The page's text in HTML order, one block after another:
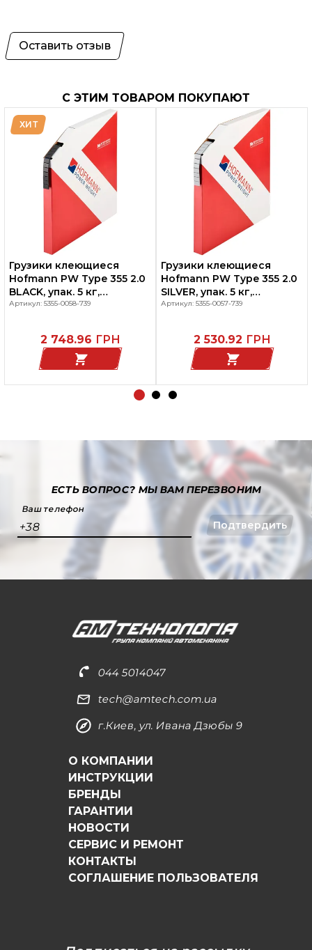
Оставить отзыв
С ЭТИМ ТОВАРОМ ПОКУПАЮТ
ХИТ
Грузики клеющиеся
Hofmann PW Type 355 2.0
BLACK, упак. 5 кг,
(сегменты 1000шт по 5г),
Артикул: 5355-0058-739
2 748.96 ГРН
Грузики клеющиеся
Hofmann PW Type 355 2.0
SILVER, упак. 5 кг,
(сегменты 1000шт по 5г),
Артикул: 5355-0057-739
2 530.92 ГРН
ЕСТЬ ВОПРОС?МЫ ВАМ ПЕРЕЗВОНИМ
Ваш телефон
+38 Подтвердить
044 5014047
tech@amtech.com.ua
г.Киев, ул. Ивана Дзюбы 9
О КОМПАНИИ
ИНСТРУКЦИИ
БРЕНДЫ
ГАРАНТИИ
НОВОСТИ
СЕРВИС И РЕМОНТ
КОНТАКТЫ
СОГЛАШЕНИЕ ПОЛЬЗОВАТЕЛЯ